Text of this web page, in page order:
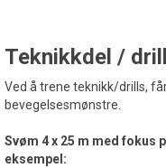
Teknikkdel /
Ved å trene teknikk/drills,
bevegelsesmønstre.
Svøm 4 x 25 m med fokus
eksempel: